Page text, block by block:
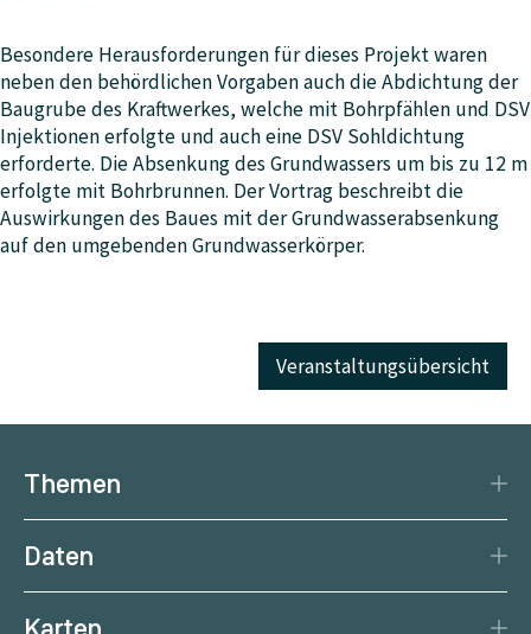
Besondere Herausforderungen für dieses Projekt waren
neben den behördlichen Vorgaben auch die Abdichtung der
Baugrube des Kraftwerkes, welche mit Bohrpfählen und DSV
Injektionen erfolgte und auch eine DSV Sohldichtung
erforderte. Die Absenkung des Grundwassers um bis zu 12 m
erfolgte mit Bohrbrunnen. Der Vortrag beschreibt die
Auswirkungen des Baues mit der Grundwasserabsenkung
auf den umgebenden Grundwasserkörper.
Veranstaltungsübersicht
Themen
Klima
Daten